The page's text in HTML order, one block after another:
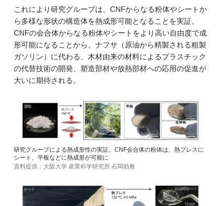
これにより研究グループは、CNFからなる粉体やシートか
ら多様な形状の構造体を熱成形可能となることを実証。
CNFの会合体からなる粉体やシートをより高い自由度で成
形可能になることから、ナフサ（原油から精製される粗製
ガソリン）に代わる、木材由来の材料によるプラスチック
の代替技術の開発、塑造部材や放熱部材への応用の促進が
大いに期待される。
研究グループによる熱成形性の実証。CNF会合体の粉体は、熱プレスに
シート、平板などに熱成形が可能に
資料提供：大阪大学 産業科学研究所 石岡助教